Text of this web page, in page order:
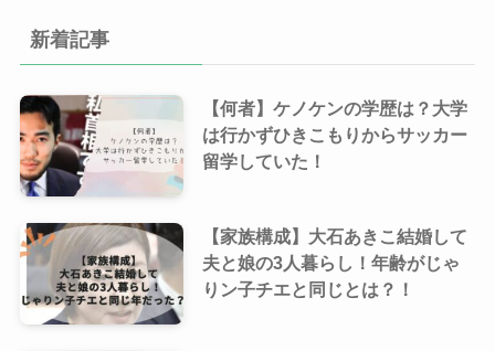
新着記事
【何者】ケノケンの学歴は？大学
は行かずひきこもりからサッカー
留学していた！
【家族構成】大石あきこ結婚して
夫と娘の3人暮らし！年齢がじゃ
りン子チエと同じとは？！